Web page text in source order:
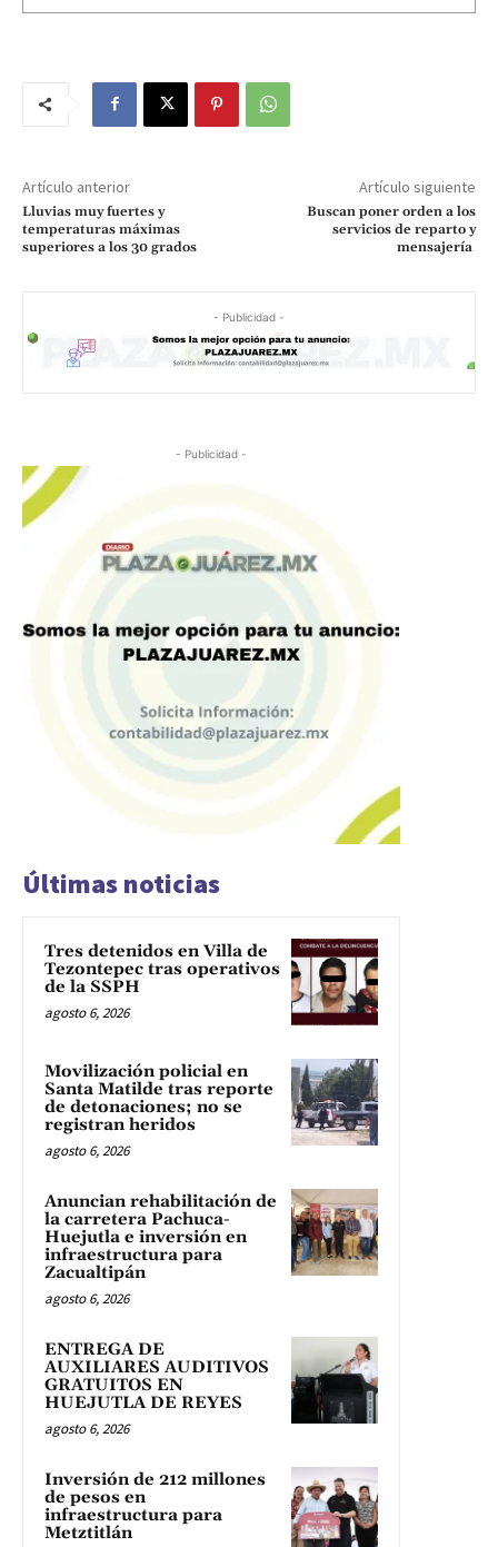
Artículo anterior
Lluvias muy fuertes y
temperaturas máximas
superiores a los 30 grados
Artículo siguiente
Buscan poner orden a los
servicios de reparto y
mensajería
- Publicidad -
- Publicidad -
Últimas noticias
Tres detenidos en Villa de
Tezontepec tras operativos
de la SSPH
agosto 6, 2026
Movilización policial en
Santa Matilde tras reporte
de detonaciones; no se
registran heridos
agosto 6, 2026
Anuncian rehabilitación de
la carretera Pachuca-
Huejutla e inversión en
infraestructura para
Zacualtipán
agosto 6, 2026
ENTREGA DE
AUXILIARES AUDITIVOS
GRATUITOS EN
HUEJUTLA DE REYES
agosto 6, 2026
Inversión de 212 millones
de pesos en
infraestructura para
Metztitlán